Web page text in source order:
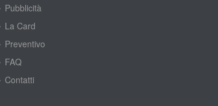
Pubblicità
La Card
Preventivo
FAQ
Contatti